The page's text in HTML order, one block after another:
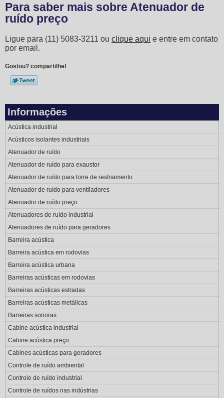
Para saber mais sobre Atenuador de
ruído preço
Ligue para (11) 5083-3211 ou clique aqui e entre em contato
por email.
Gostou? compartilhe!
Informações
Acústica industrial
Acústicos isolantes industriais
Atenuador de ruído
Atenuador de ruído para exaustor
Atenuador de ruído para torre de resfriamento
Atenuador de ruído para ventiladores
Atenuador de ruído preço
Atenuadores de ruído industrial
Atenuadores de ruído para geradores
Barreira acústica
Barreira acústica em rodovias
Barreira acústica urbana
Barreiras acústicas em rodovias
Barreiras acústicas estradas
Barreiras acústicas metálicas
Barreiras sonoras
Cabine acústica industrial
Cabine acústica preço
Cabines acústicas para geradores
Controle de ruído ambiental
Controle de ruído industrial
Controle de ruídos nas indústrias